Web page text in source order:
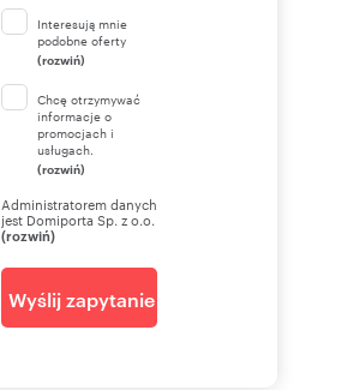
Interesują mnie
podobne oferty
(rozwiń)
Chcę otrzymywać
informacje o
promocjach i
usługach.
(rozwiń)
Administratorem danych
jest Domiporta Sp. z o.o.
(rozwiń)
Wyślij zapytanie